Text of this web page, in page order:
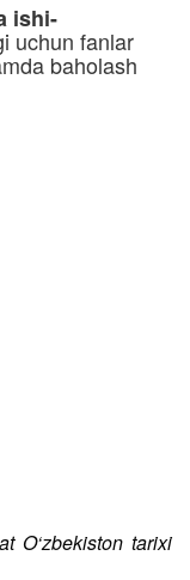
ishi-
uchun fanlar
baholash
O‘zbekiston tarixi